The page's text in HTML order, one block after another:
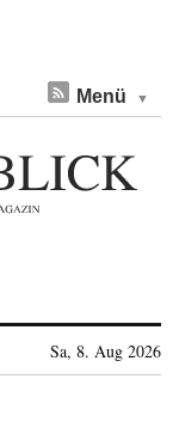
Menü
Sa, 8. Aug 2026